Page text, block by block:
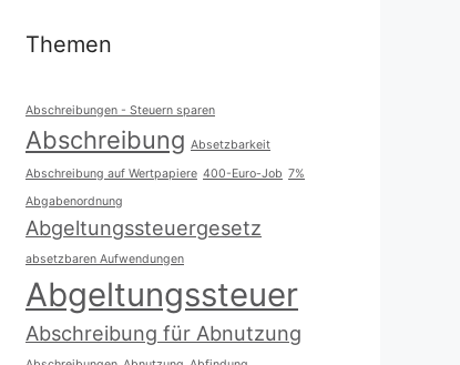
Themen
Abschreibungen - Steuern sparen
Abschreibung Absetzbarkeit
Abschreibung auf Wertpapiere 400-Euro-Job 7%
Abgabenordnung
Abgeltungssteuergesetz
absetzbaren Aufwendungen
Abgeltungssteuer
Abschreibung für Abnutzung